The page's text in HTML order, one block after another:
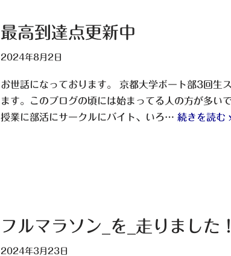
最高到達点更新中
2024年8月2日
お世話になっております。 京都大学ボート部3回
ます。このブログの頃には始まってる人の方が多
授業に部活にサークルにバイト、いろ… 続きを読む
フルマラソン_を_走りました！
2024年3月23日